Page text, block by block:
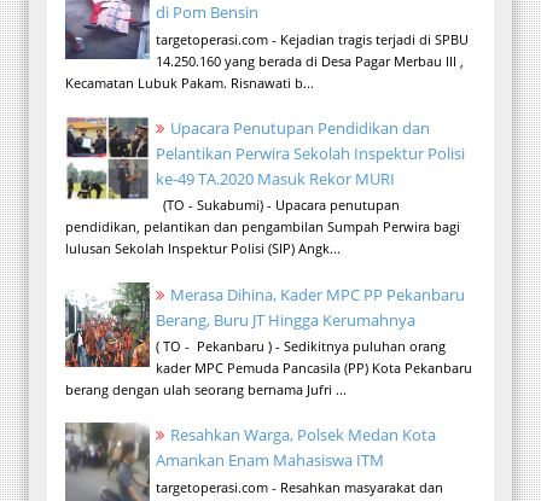
di Pom Bensin
targetoperasi.com - Kejadian tragis terjadi di SPBU
14.250.160 yang berada di Desa Pagar Merbau III ,
Kecamatan Lubuk Pakam. Risnawati b...
Upacara Penutupan Pendidikan dan
Pelantikan Perwira Sekolah Inspektur Polisi
ke-49 TA.2020 Masuk Rekor MURI
(TO - Sukabumi) - Upacara penutupan
pendidikan, pelantikan dan pengambilan Sumpah Perwira bagi
lulusan Sekolah Inspektur Polisi (SIP) Angk...
Merasa Dihina, Kader MPC PP Pekanbaru
Berang, Buru JT Hingga Kerumahnya
( TO - Pekanbaru ) - Sedikitnya puluhan orang
kader MPC Pemuda Pancasila (PP) Kota Pekanbaru
berang dengan ulah seorang bernama Jufri ...
Resahkan Warga, Polsek Medan Kota
Amankan Enam Mahasiswa ITM
targetoperasi.com - Resahkan masyarakat dan